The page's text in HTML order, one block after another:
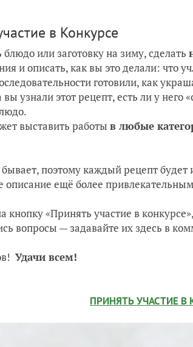
в Конкурсе
или заготовку на зиму, сделать
и описать, как вы это делали: что
готовили, как
вы узнали этот рецепт, есть ли у
выставить работы в любые
поэтому каждый рецепт
описание ещё более
«Принять участие в
вопросы — задавайте их здесь в
Удачи всем!
ПРИНЯТЬ УЧАСТИЕ В